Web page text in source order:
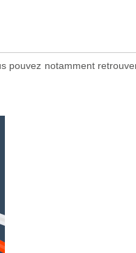
pouvez notamment